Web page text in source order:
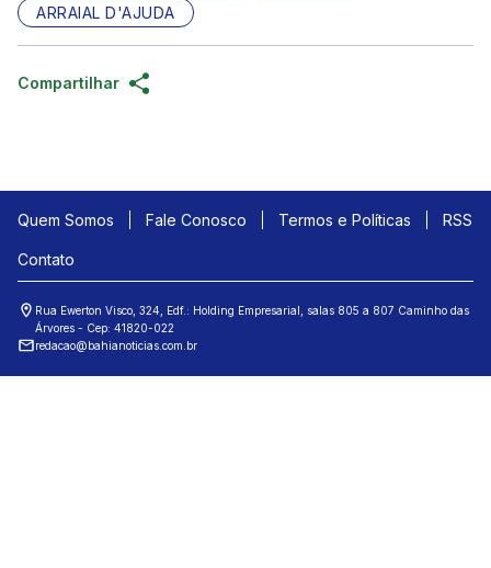
ARRAIAL D'AJUDA
Compartilhar
Quem Somos Fale Conosco Termos e Políticas RSS
Contato
Rua Ewerton Visco, 324, Edf.: Holding Empresarial, salas 805 a 807 Caminho das
Árvores - Cep: 41820-022
redacao@bahianoticias.com.br